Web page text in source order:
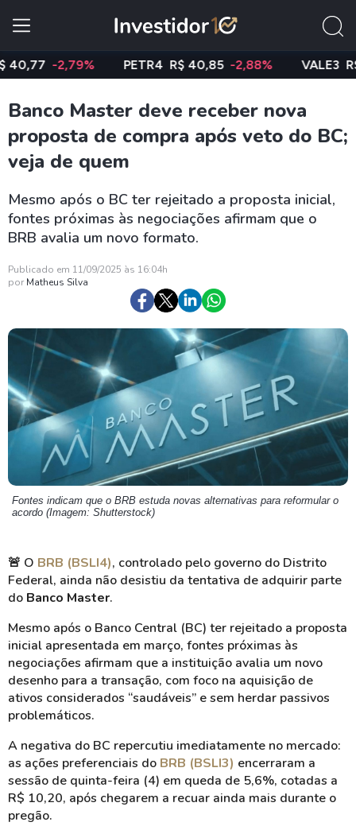
-2,79% PETR4 R$ 40,85 -2,88% VALE3 R$ 74,97
Banco Master deve receber nova
proposta de compra após veto do BC;
veja de quem
Mesmo após o BC ter rejeitado a proposta inicial,
fontes próximas às negociações afirmam que o
BRB avalia um novo formato.
Publicado em 11/09/2025 às 16:04h
por Matheus Silva
Fontes indicam que o BRB estuda novas alternativas para reformular o
acordo (Imagem: Shutterstock)
🚨 O BRB (BSLI4), controlado pelo governo do Distrito
Federal, ainda não desistiu da tentativa de adquirir parte
do Banco Master.
Mesmo após o Banco Central (BC) ter rejeitado a proposta
inicial apresentada em março, fontes próximas às
negociações afirmam que a instituição avalia um novo
desenho para a transação, com foco na aquisição de
ativos considerados “saudáveis” e sem herdar passivos
problemáticos.
A negativa do BC repercutiu imediatamente no mercado:
as ações preferenciais do BRB (BSLI3) encerraram a
sessão de quinta-feira (4) em queda de 5,6%, cotadas a
R$ 10,20, após chegarem a recuar ainda mais durante o
pregão.